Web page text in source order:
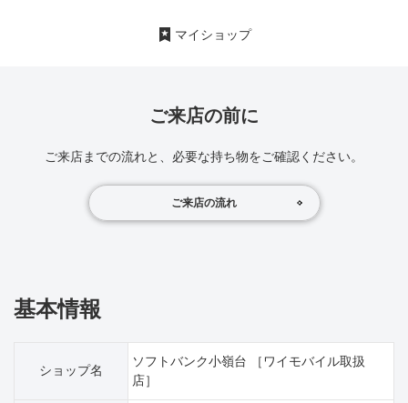
マイショップ
ご来店の前に
ご来店までの流れと、必要な持ち物をご確認ください。
ご来店の流れ
基本情報
ショップ名
ソフトバンク小嶺台 ［ワイモバイル取扱
店］